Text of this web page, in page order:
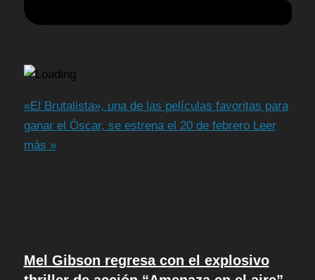
«El Brutalista», una de las películas favoritas para
ganar el Óscar, se estrena el 20 de febreroLeer
más »
Mel Gibson regresa con el explosivo